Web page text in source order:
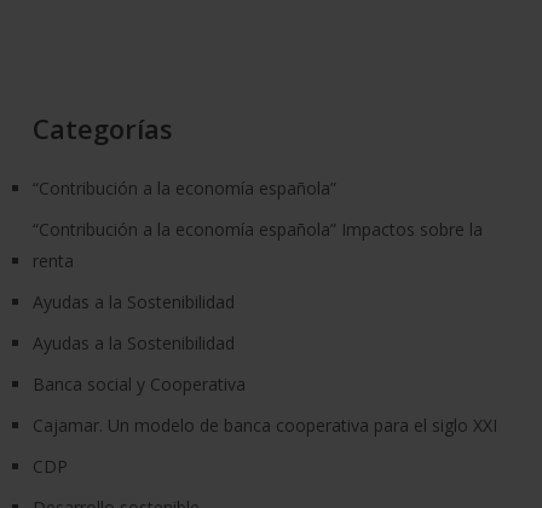
Categorías
“Contribución a la economía española”
“Contribución a la economía española” Impactos sobre la
renta
Ayudas a la Sostenibilidad
Ayudas a la Sostenibilidad
Banca social y Cooperativa
Cajamar. Un modelo de banca cooperativa para el siglo XXI
CDP